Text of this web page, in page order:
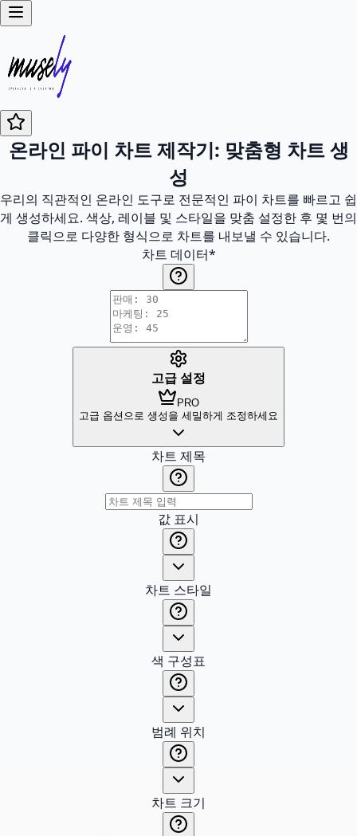
온라인 파이 차트 제작기: 맞춤형 차트 생
성
우리의 직관적인 온라인 도구로 전문적인 파이 차트를 빠르고 쉽
게 생성하세요. 색상, 레이블 및 스타일을 맞춤 설정한 후 몇 번의
클릭으로 다양한 형식으로 차트를 내보낼 수 있습니다.
차트 데이터*
고급 설정
PRO
고급 옵션으로 생성을 세밀하게 조정하세요
차트 제목
값 표시
차트 스타일
색 구성표
범례 위치
차트 크기